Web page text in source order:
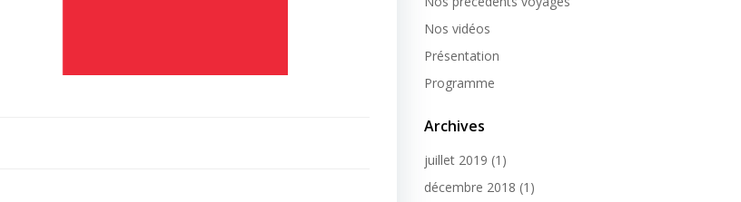
Nos vidéos
Présentation
Programme
Archives
juillet 2019 (1)
décembre 2018 (1)